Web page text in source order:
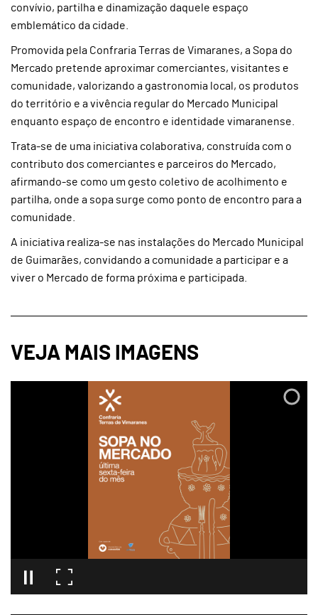
convívio, partilha e dinamização daquele espaço
emblemático da cidade.
Promovida pela Confraria Terras de Vimaranes, a Sopa do
Mercado pretende aproximar comerciantes, visitantes e
comunidade, valorizando a gastronomia local, os produtos
do território e a vivência regular do Mercado Municipal
enquanto espaço de encontro e identidade vimaranense.
Trata-se de uma iniciativa colaborativa, construída com o
contributo dos comerciantes e parceiros do Mercado,
afirmando-se como um gesto coletivo de acolhimento e
partilha, onde a sopa surge como ponto de encontro para a
comunidade.
A iniciativa realiza-se nas instalações do Mercado Municipal
de Guimarães, convidando a comunidade a participar e a
viver o Mercado de forma próxima e participada.